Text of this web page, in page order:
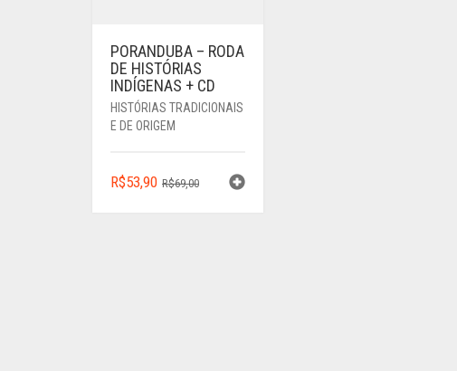
PORANDUBA – RODA
DE HISTÓRIAS
INDÍGENAS + CD
HISTÓRIAS TRADICIONAIS
E DE ORIGEM
R$69,00O
R$53,90
O